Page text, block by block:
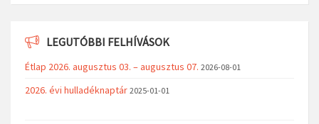
LEGUTÓBBI FELHÍVÁSOK
Étlap 2026. augusztus 03. – augusztus 07. 2026-08-01
2026. évi hulladéknaptár 2025-01-01